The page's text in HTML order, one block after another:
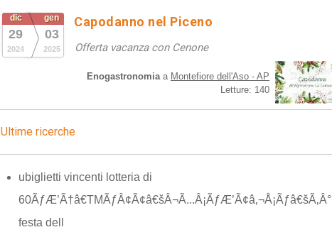
dic
29
2024
gen
03
2025
Capodanno nel Piceno
Offerta vacanza con Cenone
Enogastronomiaa Montefiore dell'Aso - AP
Letture: 140
Ultime ricerche
ubiglietti vincenti lotteria di
60ÃƒÆ’Ã†â€TMÃƒÂ¢Ã¢â€šÂ¬Ã...Â¡ÃƒÆ’Ã¢â‚¬Å¡Ãƒâ€šÃ‚Â°
festa dell